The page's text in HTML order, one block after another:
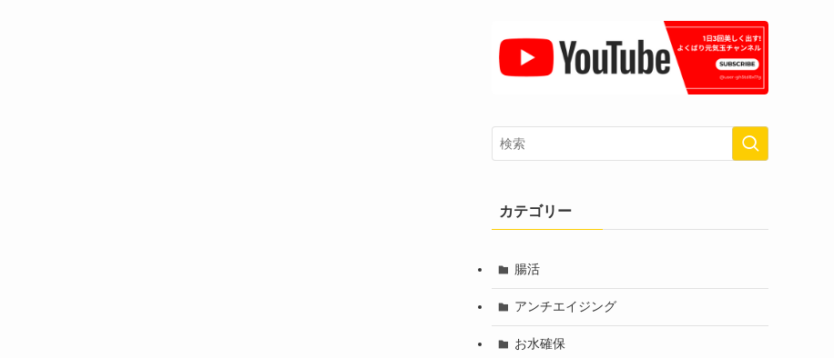
カテゴリー
腸活
アンチエイジング
お水確保